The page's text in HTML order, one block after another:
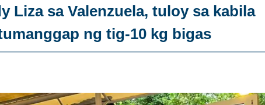
Liza sa Valenzuela, tuloy sa kabila
ng tig-10 kg bigas